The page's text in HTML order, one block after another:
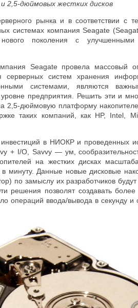
2,5-дюймовых жестких дисков
рынка и в соответствии с
системах компания Seagate
нового поколения с
Seagate провела массовый
серверных систем хранения
системами, являются
предприятия. Решить эти и
2,5-дюймовую платформу
таких компаний, как HP, Intel,
инвестиций в НИОКР и проведенных
+ I/O, Savvy — ум,
на жестких дисках
минуту. Данные новые дисковые
по замыслу их разработчиков
решения позволят создавать
операций ввода/вывода в секунду